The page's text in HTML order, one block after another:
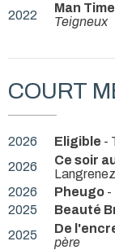
2022
Man
Teigneux
COURT
2026 Eligible -
2026
Ce soir
2026
Pheugo -
2025
Beauté
2025
De
père